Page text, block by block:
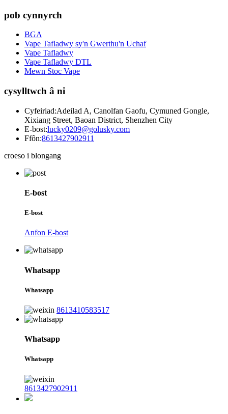
pob cynnyrch
BGA
Vape Tafladwy sy'n Gwerthu'n Uchaf
Vape Tafladwy
Vape Tafladwy DTL
Mewn Stoc Vape
cysylltwch â ni
Cyfeiriad:Adeilad A, Canolfan Gaofu, Cymuned Gongle,
Xixiang Street, Baoan District, Shenzhen City
E-bost:lucky0209@golusky.com
Ffôn:8613427902911
croeso i blongang
E-bost
E-bost
Anfon E-bost
Whatsapp
Whatsapp
8613410583517
Whatsapp
Whatsapp
8613427902911